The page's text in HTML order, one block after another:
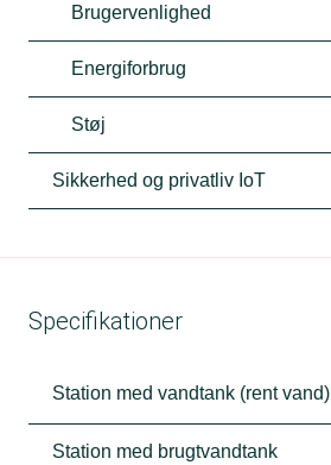
Brugervenlighed
Energiforbrug
Støj
Sikkerhed og privatliv IoT
Specifikationer
Station med vandtank (rent vand)
Station med brugtvandtank